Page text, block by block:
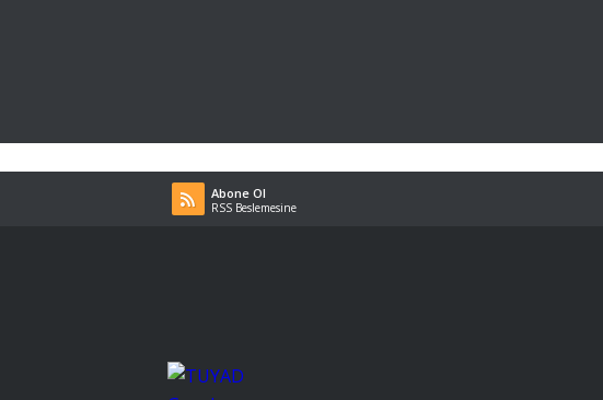
Abone Ol
RSS Beslemesine